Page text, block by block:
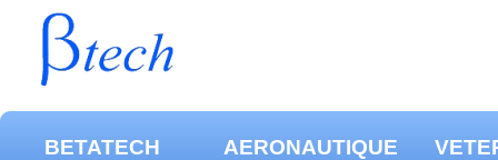
AERONAUTIQUE
BETATECH